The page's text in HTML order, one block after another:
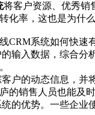
将客户资源、优秀销
化率，这也是为什
系统如何快速
入数据，综合分
的动态信息，并
的销售人员也能及
优势。一些企业使